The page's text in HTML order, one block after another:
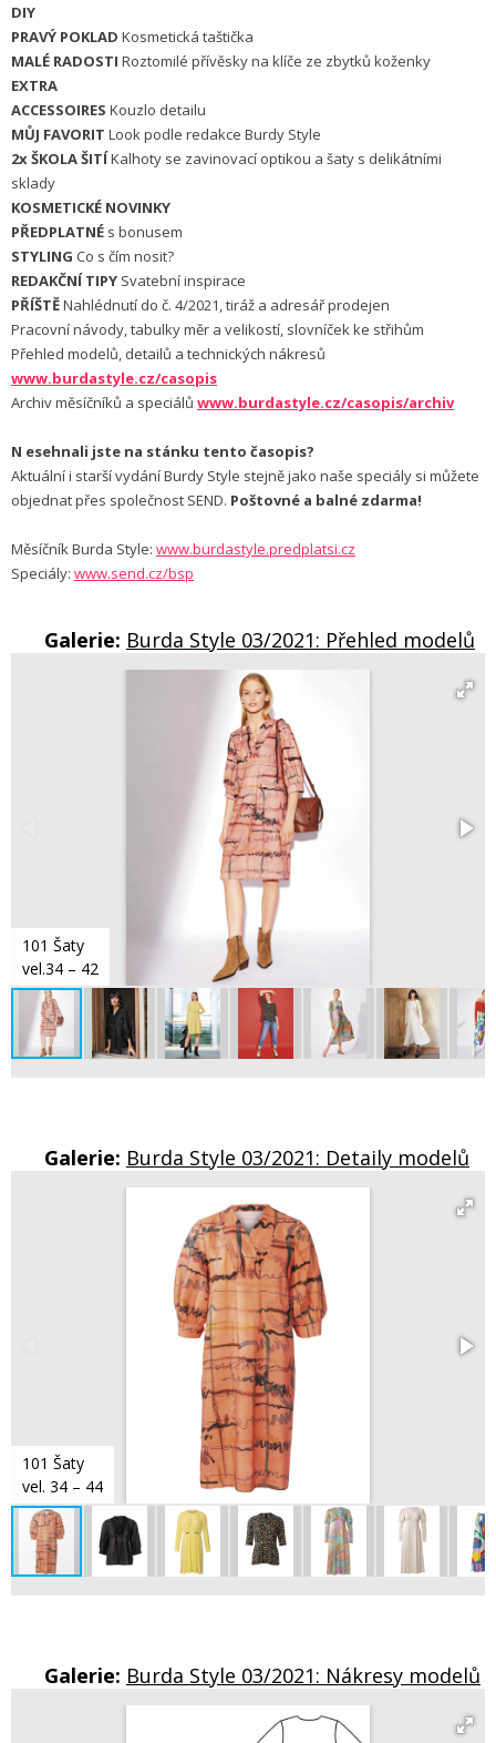
DIY
PRAVÝ POKLAD Kosmetická taštička
MALÉ RADOSTI Roztomilé přívěsky na klíče ze zbytků koženky
EXTRA
ACCESSOIRES Kouzlo detailu
MŮJ FAVORIT Look podle redakce Burdy Style
2x ŠKOLA ŠITÍKalhoty se zavinovací optikou a šaty s delikátními
sklady
KOSMETICKÉ NOVINKY
PŘEDPLATNÉ s bonusem
STYLING Co s čím nosit?
REDAKČNÍ TIPY Svatební inspirace
PŘÍŠTĚNahlédnutí do č. 4/2021, tiráž a adresář prodejen
Pracovní návody, tabulky měr a velikostí, slovníček ke střihům
Přehled modelů, detailů a technických nákresů
www.burdastyle.cz/casopis
Archiv měsíčníků a speciálů www.burdastyle.cz/casopis/archiv
N esehnali jste na stánku tento časopis?
Aktuální i starší vydání Burdy Style stejně jako naše speciály si můžete
objednat přes společnost SEND. Poštovné a balné zdarma!
Měsíčník Burda Style: www.burdastyle.predplatsi.cz
Speciály: www.send.cz/bsp
Galerie: Burda Style 03/2021: Přehled modelů
101 Šaty
vel.34 – 42
Galerie: Burda Style 03/2021: Detaily modelů
101 Šaty
vel. 34 – 44
Galerie: Burda Style 03/2021: Nákresy modelů